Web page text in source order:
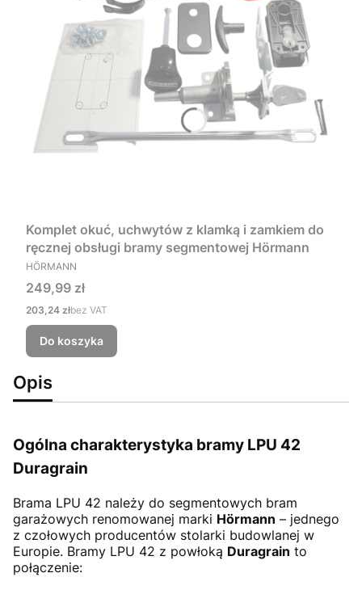
Komplet okuć, uchwytów z klamką i zamkiem do
ręcznej obsługi bramy segmentowej Hörmann
PRODUCENT
HÖRMANN
Cena
249,99 zł
Cena
203,24 złbez VAT
Do koszyka
Opis
Ogólna charakterystyka bramy LPU 42
Duragrain
Brama LPU 42 należy do segmentowych bram
garażowych renomowanej marki Hörmann – jednego
z czołowych producentów stolarki budowlanej w
Europie. Bramy LPU 42 z powłoką Duragrain to
połączenie: